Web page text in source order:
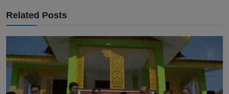
Related Posts